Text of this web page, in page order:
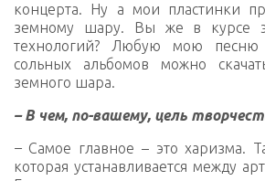
концерта. Ну а мои пластинки
земному шару. Вы же в курсе
технологий? Любую мою
сольных альбомов можно
земного шара.
– В чем, по-вашему, цель
– Самое главное – это харизма.
которая устанавливается между